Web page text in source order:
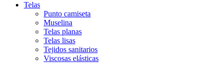
Telas
Punto camiseta
Muselina
Telas planas
Telas lisas
Tejidos sanitarios
Viscosas elásticas